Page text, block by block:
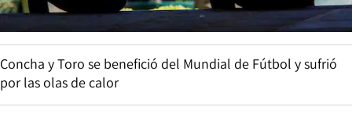
Concha y Toro se benefició del Mundial de Fútbol y sufrió
por las olas de calor